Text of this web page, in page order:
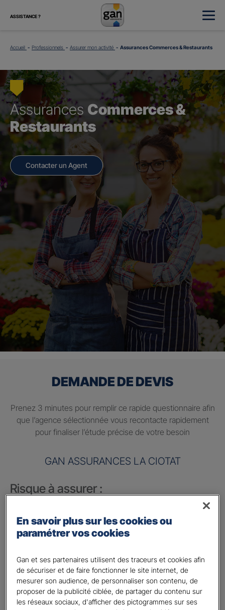
ASSISTANCE ?
Accueil Professionnels Assurer mon activité Assurances Commerces & Restaurants
Assurances Commerces &
Restaurants
Contacter un Agent
DEMANDE DE DEVIS
Prenez 3 minutes pour remplir ce rapide questionnaire afin
que l’agence sélectionnée vous recontacte rapidement
pour finaliser l’étude précise de votre besoin
GAN ASSURANCES LA CIOTAT
Risque à assurer :
Nombre de caractères restants : 50 caractères restants
La limite est de 50 caractères. Caractères restants : 50.
Activité*
Indiquez l'activité professionnelle de votre entreprise
En savoir plus sur les cookies ou
paramétrer vos cookies
Gan et ses partenaires utilisent des traceurs et cookies afin
de sécuriser et de faire fonctionner le site internet, de
mesurer son audience, de personnaliser son contenu, de
proposer de la publicité ciblée, de partager du contenu sur
les réseaux sociaux, d'afficher des pictogrammes sur ses